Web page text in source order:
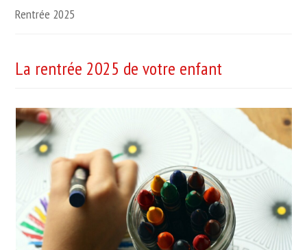
Rentrée 2025
La rentrée 2025 de votre enfant